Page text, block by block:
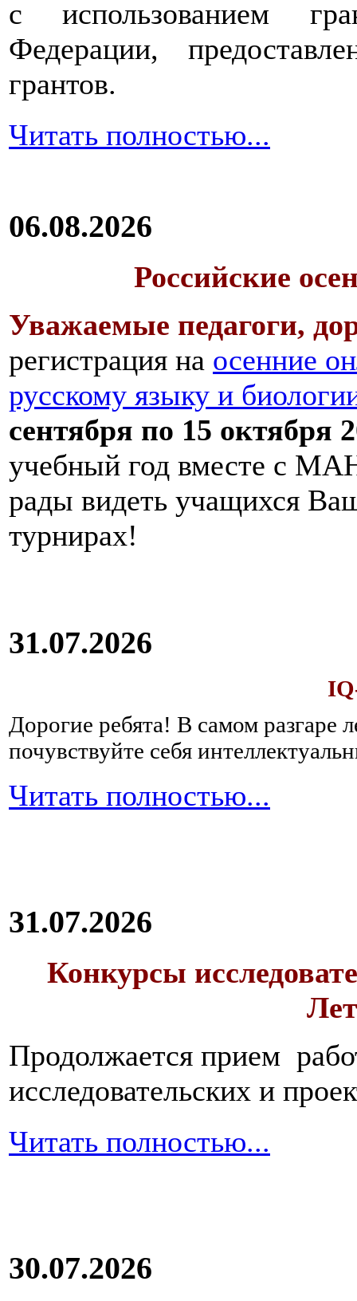
с использованием
Федерации,
грантов.
Читать полностью...
06.08.2026
Российские
Уважаемые педагоги,
регистрация на осенние
русскому языку и
сентября по 15 октября
учебный год вместе с
рады видеть учащихся
турнирах!
31.07.2026
Дорогие ребята! В самом разгаре
почувствуйте себя
Читать полностью...
31.07.2026
Конкурсы
Продолжается прием
исследовательских и
Читать полностью...
30.07.2026